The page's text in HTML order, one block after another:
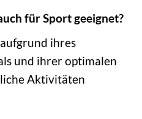
für Sport geeignet?
ihres
und ihrer optimalen
Aktivitäten